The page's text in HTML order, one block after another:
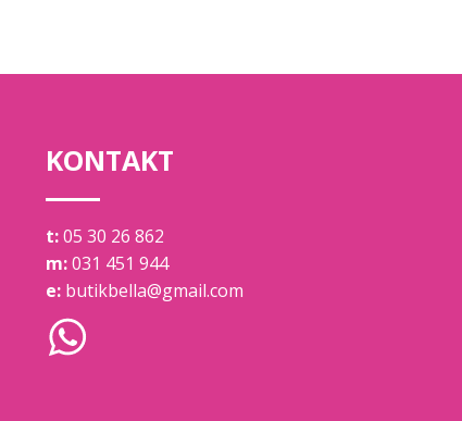
KONTAKT
t:05 30 26 862
m:031 451 944
e: butikbella@gmail.com